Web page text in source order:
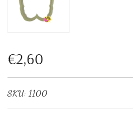
€2,60
SKU: 1100